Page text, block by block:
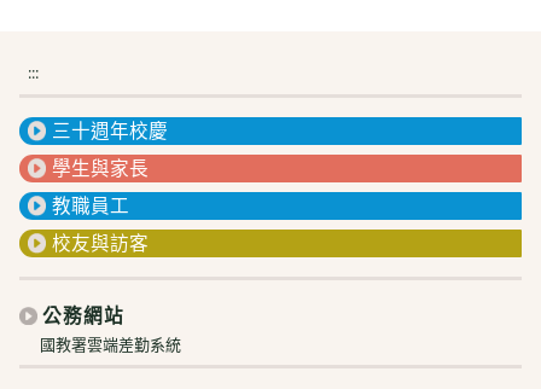
:::
三十週年校慶
學生與家長
教職員工
校友與訪客
公務網站
國教署雲端差勤系統